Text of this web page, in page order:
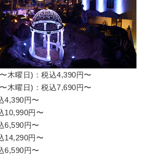
木曜日)： 税込4,390円〜
木曜日)： 税込7,690円〜
4,390円〜
10,990円〜
6,590円〜
14,290円〜
6,590円〜